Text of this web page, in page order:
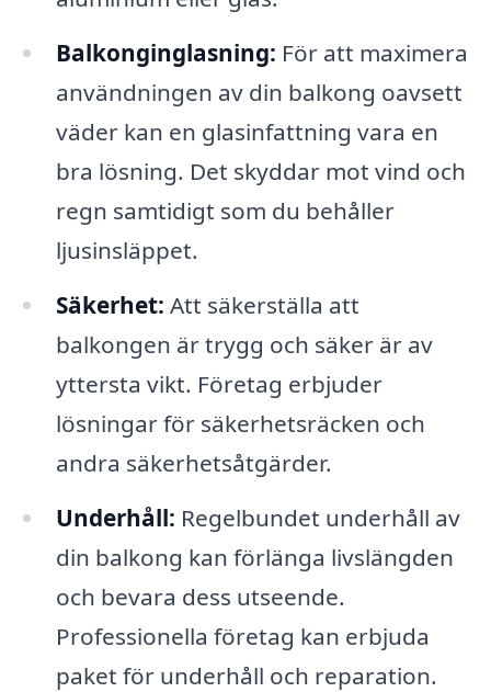
Balkonginglasning: För att maximera
användningen av din balkong oavsett
väder kan en glasinfattning vara en
bra lösning. Det skyddar mot vind och
regn samtidigt som du behåller
ljusinsläppet.
Säkerhet: Att säkerställa att
balkongen är trygg och säker är av
yttersta vikt. Företag erbjuder
lösningar för säkerhetsräcken och
andra säkerhetsåtgärder.
Underhåll: Regelbundet underhåll av
din balkong kan förlänga livslängden
och bevara dess utseende.
Professionella företag kan erbjuda
paket för underhåll och reparation.